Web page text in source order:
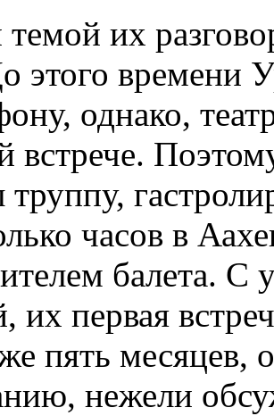
темой их
этого времени
однако,
встрече.
труппу,
часов в
балета.
их первая
пять месяцев,
нежели